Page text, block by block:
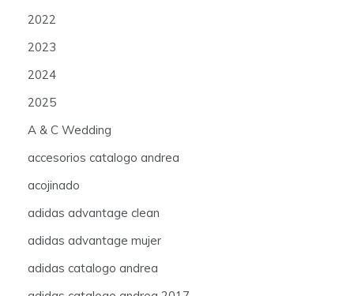
2022
2023
2024
2025
A & C Wedding
accesorios catalogo andrea
acojinado
adidas advantage clean
adidas advantage mujer
adidas catalogo andrea